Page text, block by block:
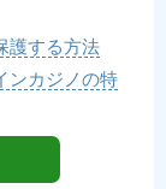
護する方法
ンカジノの特